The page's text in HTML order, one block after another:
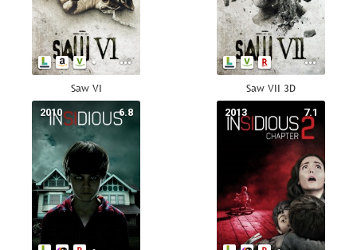
Saw VI Saw VII 3D
6.8
2010 7.1
2013